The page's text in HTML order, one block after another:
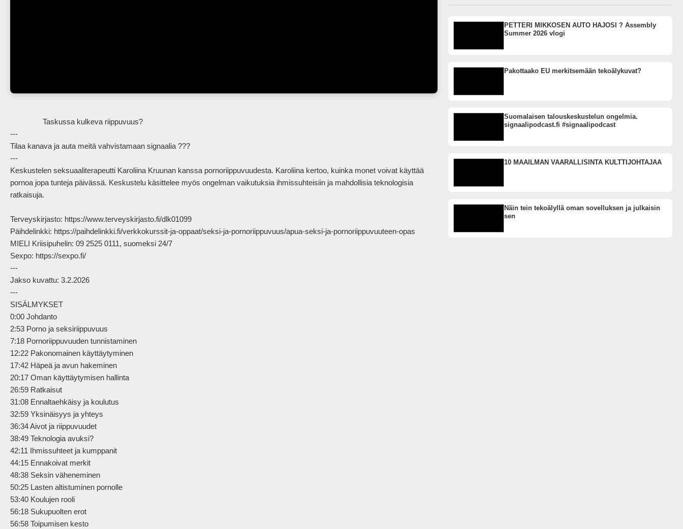
---
Tilaa kanava ja auta meitä vahvistamaan signaalia ???
---
Keskustelen seksuaaliterapeutti Karoliina Kruunan kanssa pornoriippuvuudesta. Karoliina kertoo, kuinka monet voivat käyttää
pornoa jopa tunteja päivässä. Keskustelu käsittelee myös ongelman vaikutuksia ihmissuhteisiin ja mahdollisia teknologisia
ratkaisuja.
Terveyskirjasto: https://www.terveyskirjasto.fi/dlk01099
Päihdelinkki: https://paihdelinkki.fi/verkkokurssit-ja-oppaat/seksi-ja-pornoriippuvuus/apua-seksi-ja-pornoriippuvuuteen-opas
MIELI Kriisipuhelin: 09 2525 0111, suomeksi 24/7
Sexpo: https://sexpo.fi/
---
Jakso kuvattu: 3.2.2026
---
SISÄLMYKSET
0:00 Johdanto
2:53 Porno ja seksiriippuvuus
7:18 Pornoriippuvuuden tunnistaminen
12:22 Pakonomainen käyttäytyminen
17:42 Häpeä ja avun hakeminen
20:17 Oman käyttäytymisen hallinta
26:59 Ratkaisut
31:08 Ennaltaehkäisy ja koulutus
32:59 Yksinäisyys ja yhteys
36:34 Aivot ja riippuvuudet
38:49 Teknologia avuksi?
42:11 Ihmissuhteet ja kumppanit
44:15 Ennakoivat merkit
48:38 Seksin väheneminen
50:25 Lasten altistuminen pornolle
53:40 Koulujen rooli
56:18 Sukupuolten erot
56:58 Toipumisen kesto
PETTERI MIKKOSEN AUTO HAJOSI ? Assembly
Summer 2026 vlogi
Pakottaako EU merkitsemään tekoälykuvat?
Suomalaisen talouskeskustelun ongelmia.
signaalipodcast.fi #signaalipodcast
10 MAAILMAN VAARALLISINTA KULTTIJOHTAJAA
Näin tein tekoälyllä oman sovelluksen ja julkaisin
sen